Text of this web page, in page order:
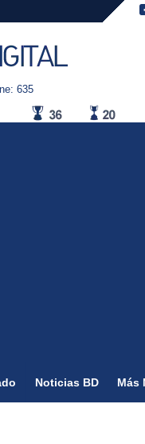
635
Noticias BD Más